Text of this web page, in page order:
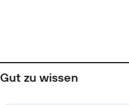
Gut zu wissen